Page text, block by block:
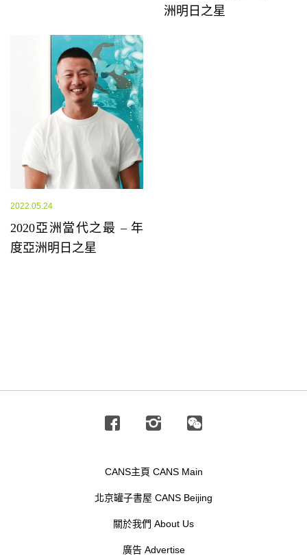
洲明日之星
2022.05.24
2020亞洲當代之最 – 年
度亞洲明日之星
Facebook Instagram
廣告 Advertise
關於我們 About Us
CANS主頁 CANS Main
北京罐子書屋 CANS Beijing